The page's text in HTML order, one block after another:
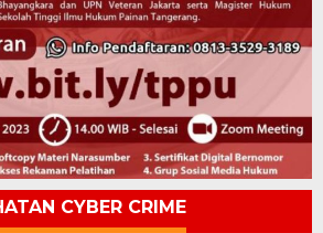
CYBER CRIME